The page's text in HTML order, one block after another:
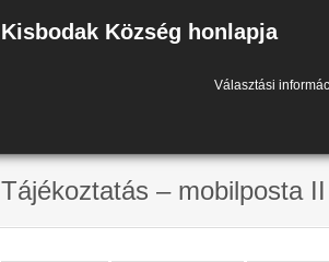
Kisbodak Község honlapja
Választási
Tájékoztatás – mobilposta II